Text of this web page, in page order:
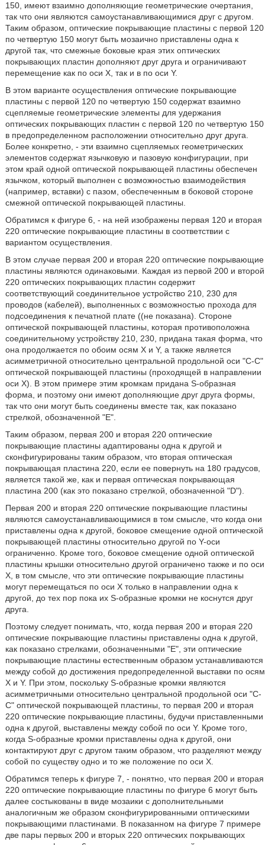
150, имеют взаимно дополняющие геометрические очертания,
так что они являются самоустанавливающимися друг с другом.
Таким образом, оптические покрывающие пластины с первой 120
по четвертую 150 могут быть мозаично приставлены одна к
другой так, что смежные боковые края этих оптических
покрывающих пластин дополняют друг друга и ограничивают
перемещение как по оси X, так и в по оси Y.
В этом варианте осуществления оптические покрывающие
пластины с первой 120 по четвертую 150 содержат взаимно
сцепляемые геометрические элементы для удержания
оптических покрывающих пластин с первой 120 по четвертую 150
в предопределенном расположении относительно друг друга.
Более конкретно, - эти взаимно сцепляемых геометрических
элементов содержат язычковую и пазовую конфигурации, при
этом край одной оптической покрывающей пластины обеспечен
язычком, который выполнен с возможностью взаимодействия
(например, вставки) с пазом, обеспеченным в боковой стороне
смежной оптической покрывающей пластины.
Обратимся к фигуре 6, - на ней изображены первая 120 и вторая
220 оптические покрывающие пластины в соответствии с
вариантом осуществления.
В этом случае первая 200 и вторая 220 оптические покрывающие
пластины являются одинаковыми. Каждая из первой 200 и второй
220 оптических покрывающих пластин содержит
соответствующий соединительное устройство 210, 230 для
проводов (кабелей), выполненных с возможностью прохода для
подсоединения к печатной плате ((не показана). Стороне
оптической покрывающей пластины, которая противоположна
соединительному устройству 210, 230, придана такая форма, что
она продолжается по обоим осям X и Y, а также является
асимметричной относительно центральной продольной оси "С-С"
оптической покрывающей пластины (проходящей в направлении
оси X). В этом примере этим кромкам придана S-образная
форма, и поэтому они имеют дополняющие друг друга формы,
так что они могут быть соединены вместе так, как показано
стрелкой, обозначенной "Е".
Таким образом, первая 200 и вторая 220 оптические
покрывающие пластины адаптированы одна к другой и
сконфигурированы таким образом, что вторая оптическая
покрывающая пластина 220, если ее повернуть на 180 градусов,
является такой же, как и первая оптическая покрывающая
пластина 200 (как это показано стрелкой, обозначенной "D").
Первая 200 и вторая 220 оптические покрывающие пластины
являются самоустанавливающимися в том смысле, что когда они
приставлены одна к другой, боковое смещение одной оптической
покрывающей пластины относительно другой по Y-оси
ограниченно. Кроме того, боковое смещение одной оптической
пластины крышки относительно другой ограничено также и по оси
X, в том смысле, что эти оптические покрывающие пластины
могут перемещаться по оси X только в направлении одна к
другой, до тех пор пока их S-образные кромки не коснутся друг
друга.
Поэтому следует понимать, что, когда первая 200 и вторая 220
оптические покрывающие пластины приставлены одна к другой,
как показано стрелками, обозначенными "Е", эти оптические
покрывающие пластины естественным образом устанавливаются
между собой до достижения предопределенной выставки по осям
X и Y. При этом, поскольку S-образные кромки являются
асимметричными относительно центральной продольной оси "С-
С" оптической покрывающей пластины, то первая 200 и вторая
220 оптические покрывающие пластины, будучи приставленными
одна к другой, выставлены между собой по оси Y. Кроме того,
когда S-образные кромки приставлены одна к другой, они
контактируют друг с другом таким образом, что разделяют между
собой по существу одно и то же положение по оси X.
Обратимся теперь к фигуре 7, - понятно, что первая 200 и вторая
220 оптические покрывающие пластины по фигуре 6 могут быть
далее состыкованы в виде мозаики с дополнительными
аналогичным же образом сконфигурированными оптическими
покрывающими пластинами. В показанном на фигуре 7 примере
две пары первых 200 и вторых 220 оптических покрывающих